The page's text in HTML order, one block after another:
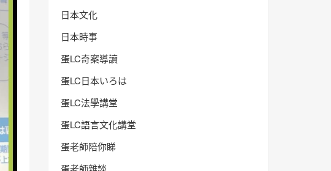
日本文化
日本時事
蛋LC奇案導讀
蛋LC日本いろは
蛋LC法學講堂
蛋LC語言文化講堂
蛋老師陪你睇